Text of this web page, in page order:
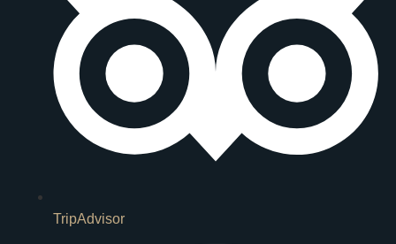
TripAdvisor